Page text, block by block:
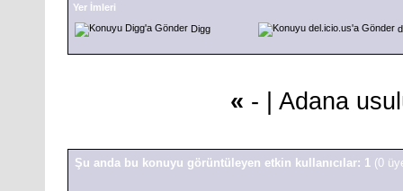
Yer İmleri
Digg
« - | Adana
Şu anda bu konuyu görüntüleyen etkin kullanıcılar: 1 (0